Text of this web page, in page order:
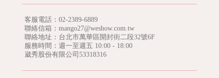
客服電話： 02-2389-6889
聯絡信箱：mango27@weshow.com.tw
聯絡地址：台北市萬華區開封街二段32號6F
服務時間：週一至週五 10:00 - 18:00
崴秀股份有限公司53318316